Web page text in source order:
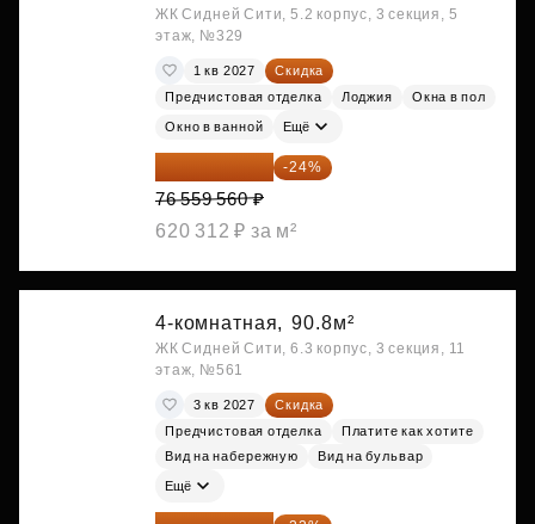
ЖК Сидней Сити, 5.2 корпус, 3 секция, 5
этаж, №329
1 кв 2027
Скидка
Предчистовая отделка
Лоджия Окна в пол
Окно в ванной Ещё
58 185 266 ₽ -24%
76 559 560 ₽
620 312 ₽ за м²
4-комнатная, 90.8м²
ЖК Сидней Сити, 6.3 корпус, 3 секция, 11
этаж, №561
3 кв 2027
Скидка
Предчистовая отделка
Платите как хотите
Вид на набережную
Вид на бульвар
Ещё